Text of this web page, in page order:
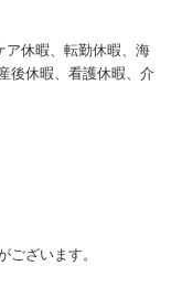
ア休暇、転勤休暇、海
後休暇、看護休暇、介
ざいます。